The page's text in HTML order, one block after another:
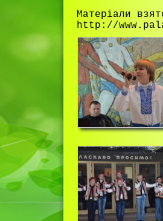
Матеріали
http://